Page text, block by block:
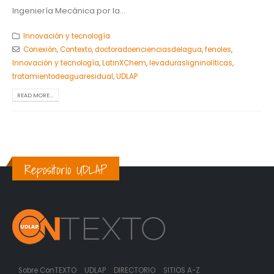
Ingeniería Mecánica por la...
Innovación y tecnología
Conexión,Contexto,doctoradoencienciasdelagua,fenoles,
Innovación y tecnología,LatinXChem,levadurasligninolíticas,
tratamientodeaguaresidual,UDLAP
READ MORE...
Repositorio UDLAP
Sobre ConTEXTO UDLAP DIRECTORIO SITIOS A-Z